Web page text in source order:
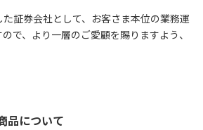
証券会社として、お客さま本位の業務運
で、より一層のご愛顧を賜りますよう、
品について